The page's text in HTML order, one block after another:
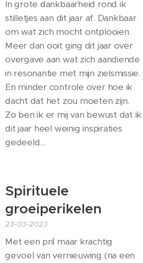
In grote dankbaarheid rond ik
stilletjes aan dit jaar af. Dankbaar
om wat zich mocht ontplooien.
Meer dan ooit ging dit jaar over
overgave aan wat zich aandiende
in resonantie met mijn zielsmissie.
En minder controle over hoe ik
dacht dat het zou moeten zijn.
Zo ben ik er mij van bewust dat ik
dit jaar heel weinig inspiraties
gedeeld...
Spirituele
groeiperikelen
23-03-2023
Met een pril maar krachtig
gevoel van vernieuwing (na een